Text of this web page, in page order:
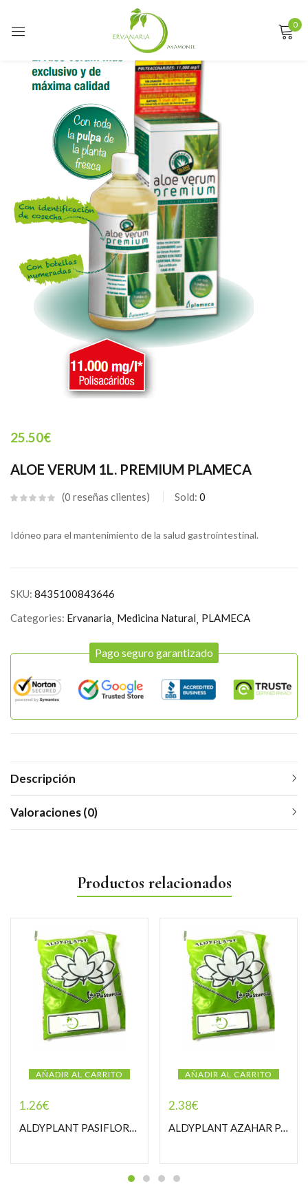
0
25.50€
ALOE VERUM 1L. PREMIUM PLAMECA
0 reseñas clientes Sold: 0
Idóneo para el mantenimiento de la salud gastrointestinal.
SKU: 8435100843646
Categories: Ervanaria Medicina Natural PLAMECA
Pago seguro garantizado
Descripción
Valoraciones (0)
Productos relacionados
AÑADIR AL CARRITO
1.26€
ALDYPLANT PASIFLORA PASTORCILLA
AÑADIR AL CARRITO
2.38€
ALDYPLANT AZAHAR PASTORCILLA
Sign in
Remember me Lost password?
LOG IN
CREATE AN ACCOUNT